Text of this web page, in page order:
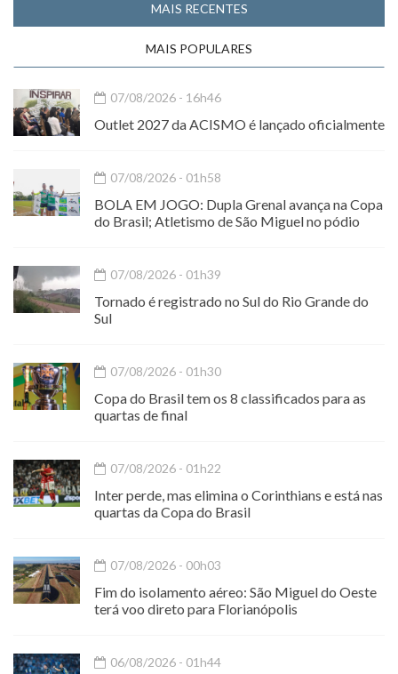
MAIS RECENTES
MAIS POPULARES
07/08/2026 - 16h46
Outlet 2027 da ACISMO é lançado oficialmente
07/08/2026 - 01h58
BOLA EM JOGO: Dupla Grenal avança na Copa
do Brasil; Atletismo de São Miguel no pódio
07/08/2026 - 01h39
Tornado é registrado no Sul do Rio Grande do
Sul
07/08/2026 - 01h30
Copa do Brasil tem os 8 classificados para as
quartas de final
07/08/2026 - 01h22
Inter perde, mas elimina o Corinthians e está nas
quartas da Copa do Brasil
07/08/2026 - 00h03
Fim do isolamento aéreo: São Miguel do Oeste
terá voo direto para Florianópolis
06/08/2026 - 01h44